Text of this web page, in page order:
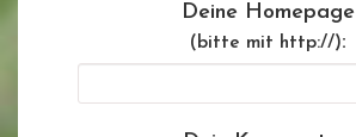
Deine Homepage
(bitte mit http://):